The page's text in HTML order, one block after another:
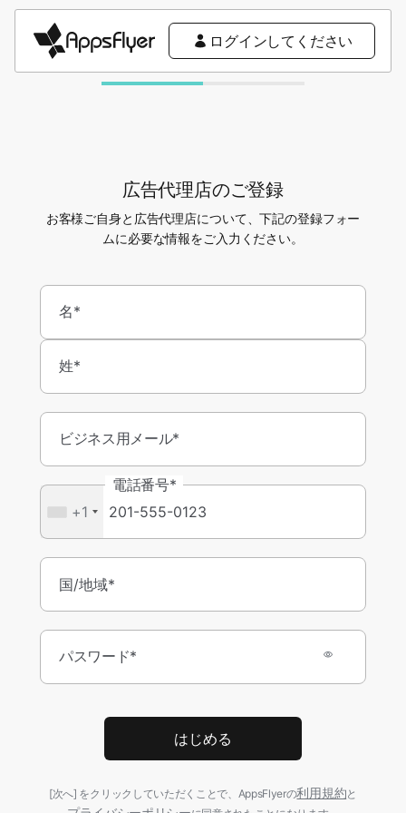
ログインしてください
広告代理店のご登録
お客様ご自身と広告代理店について、下記の登録フォー
ムに必要な情報をご入力ください。
名*
姓*
ビジネス用メール*
+1
電話番号*
パスワード*
はじめる
[次へ] をクリックしていただくことで、AppsFlyerの利用規約と